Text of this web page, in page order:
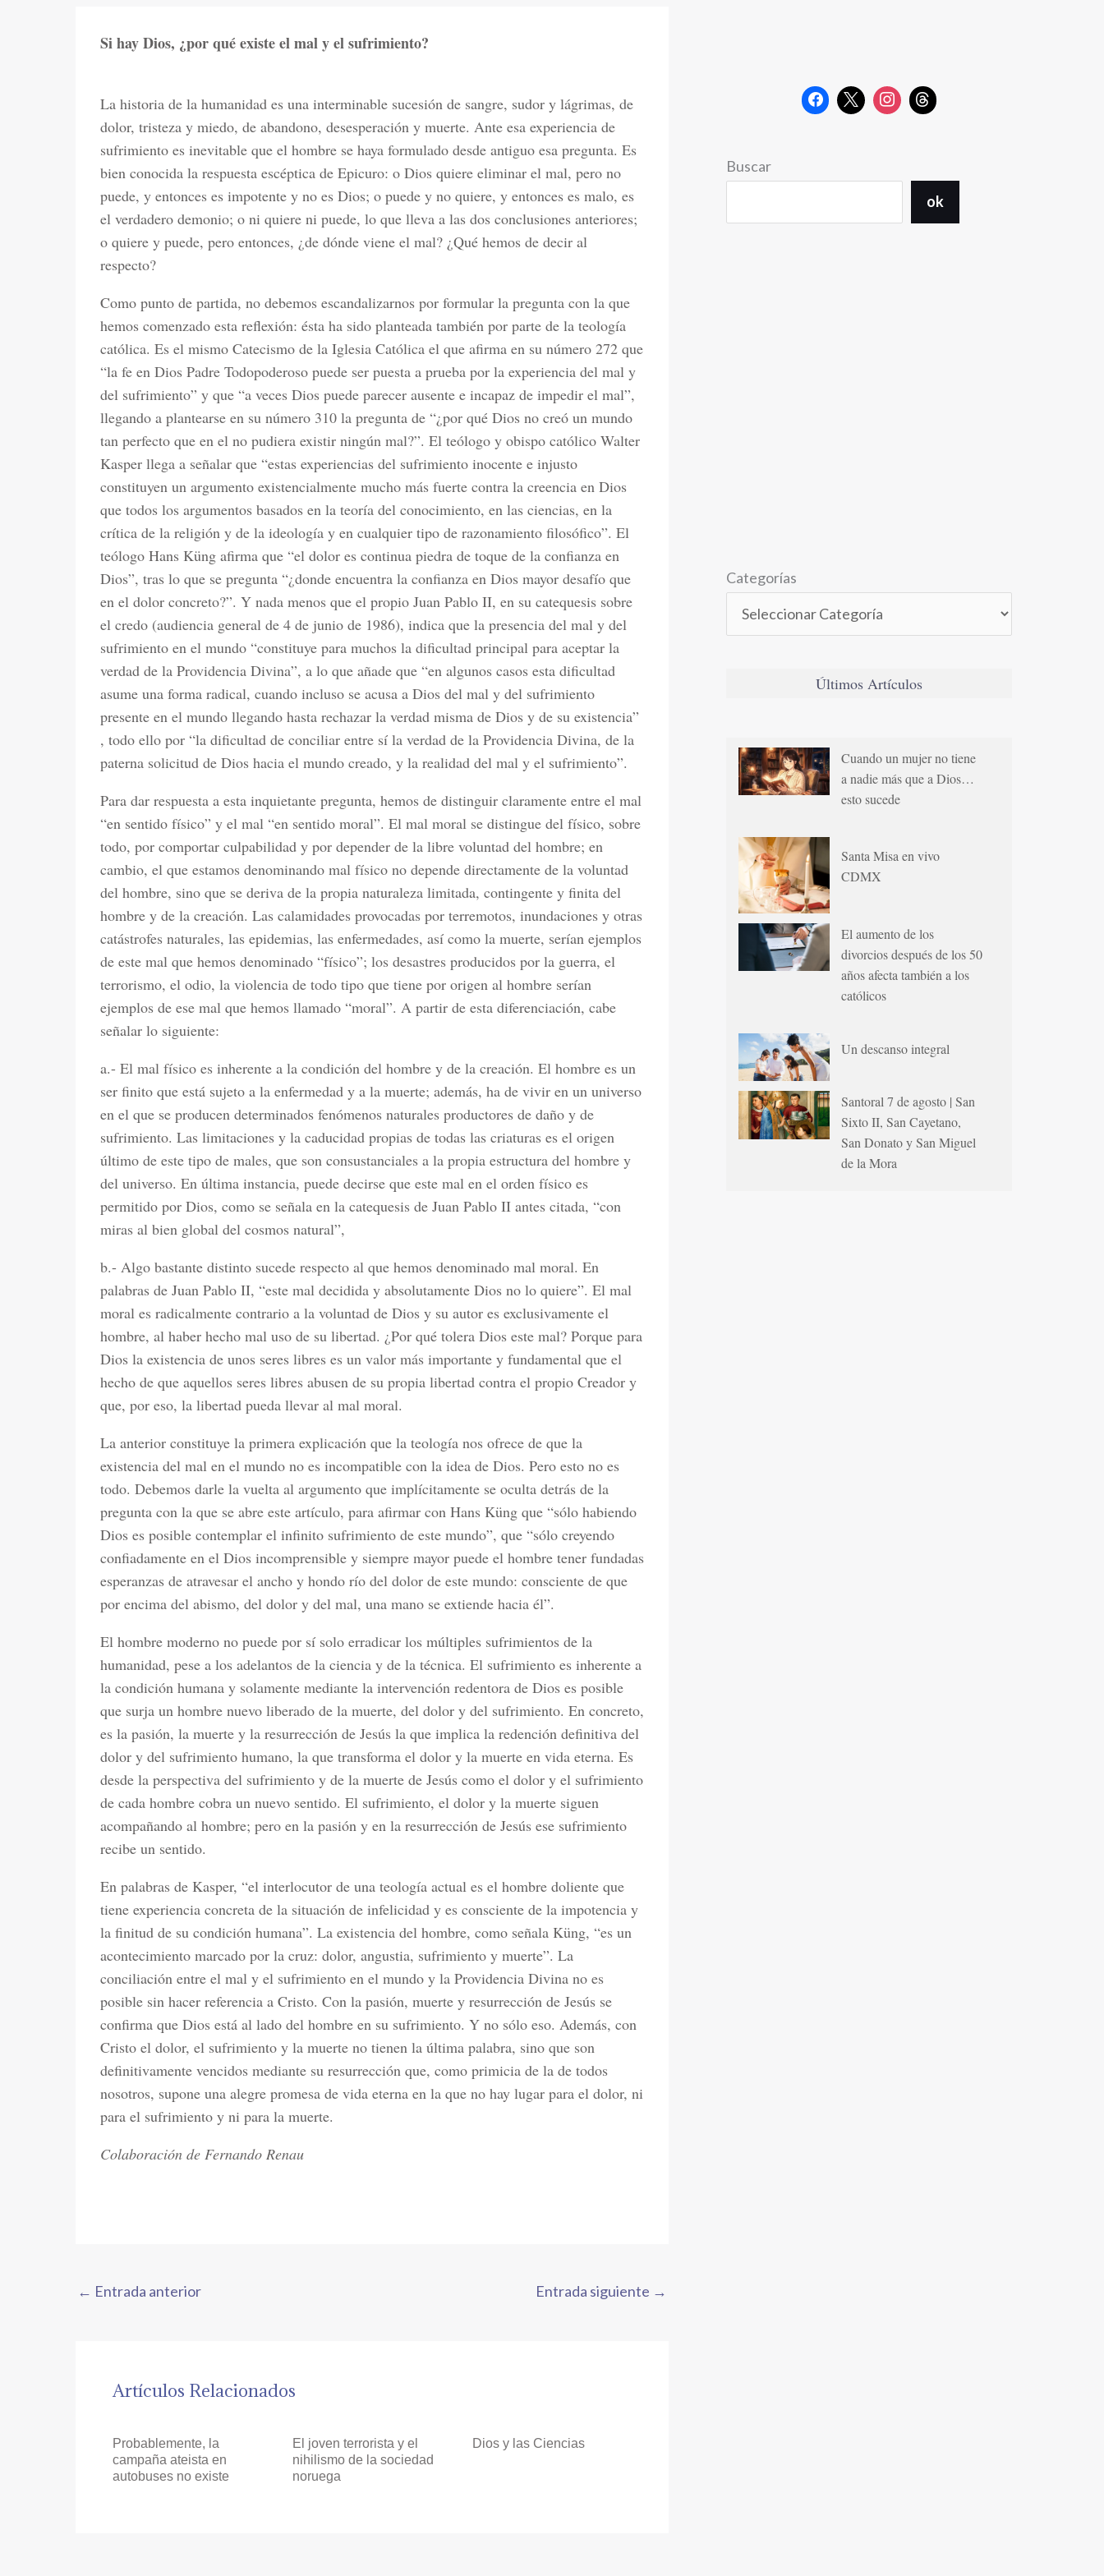
Si hay Dios, ¿por qué existe el mal y el sufrimiento?
La historia de la humanidad es una interminable sucesión de sangre, sudor y lágrimas, de
dolor, tristeza y miedo, de abandono, desesperación y muerte. Ante esa experiencia de
sufrimiento es inevitable que el hombre se haya formulado desde antiguo esa pregunta. Es
bien conocida la respuesta escéptica de Epicuro: o Dios quiere eliminar el mal, pero no
puede, y entonces es impotente y no es Dios; o puede y no quiere, y entonces es malo, es
el verdadero demonio; o ni quiere ni puede, lo que lleva a las dos conclusiones anteriores;
o quiere y puede, pero entonces, ¿de dónde viene el mal? ¿Qué hemos de decir al
respecto?
Como punto de partida, no debemos escandalizarnos por formular la pregunta con la que
hemos comenzado esta reflexión: ésta ha sido planteada también por parte de la teología
católica. Es el mismo Catecismo de la Iglesia Católica el que afirma en su número 272 que
“la fe en Dios Padre Todopoderoso puede ser puesta a prueba por la experiencia del mal y
del sufrimiento” y que “a veces Dios puede parecer ausente e incapaz de impedir el mal”,
llegando a plantearse en su número 310 la pregunta de “¿por qué Dios no creó un mundo
tan perfecto que en el no pudiera existir ningún mal?”. El teólogo y obispo católico Walter
Kasper llega a señalar que “estas experiencias del sufrimiento inocente e injusto
constituyen un argumento existencialmente mucho más fuerte contra la creencia en Dios
que todos los argumentos basados en la teoría del conocimiento, en las ciencias, en la
crítica de la religión y de la ideología y en cualquier tipo de razonamiento filosófico”. El
teólogo Hans Küng afirma que “el dolor es continua piedra de toque de la confianza en
Dios”, tras lo que se pregunta “¿donde encuentra la confianza en Dios mayor desafío que
en el dolor concreto?”. Y nada menos que el propio Juan Pablo II, en su catequesis sobre
el credo (audiencia general de 4 de junio de 1986), indica que la presencia del mal y del
sufrimiento en el mundo “constituye para muchos la dificultad principal para aceptar la
verdad de la Providencia Divina”, a lo que añade que “en algunos casos esta dificultad
asume una forma radical, cuando incluso se acusa a Dios del mal y del sufrimiento
presente en el mundo llegando hasta rechazar la verdad misma de Dios y de su existencia”
, todo ello por “la dificultad de conciliar entre sí la verdad de la Providencia Divina, de la
paterna solicitud de Dios hacia el mundo creado, y la realidad del mal y el sufrimiento”.
Para dar respuesta a esta inquietante pregunta, hemos de distinguir claramente entre el mal
“en sentido físico” y el mal “en sentido moral”. El mal moral se distingue del físico, sobre
todo, por comportar culpabilidad y por depender de la libre voluntad del hombre; en
cambio, el que estamos denominando mal físico no depende directamente de la voluntad
del hombre, sino que se deriva de la propia naturaleza limitada, contingente y finita del
hombre y de la creación. Las calamidades provocadas por terremotos, inundaciones y otras
catástrofes naturales, las epidemias, las enfermedades, así como la muerte, serían ejemplos
de este mal que hemos denominado “físico”; los desastres producidos por la guerra, el
terrorismo, el odio, la violencia de todo tipo que tiene por origen al hombre serían
ejemplos de ese mal que hemos llamado “moral”. A partir de esta diferenciación, cabe
señalar lo siguiente:
a.- El mal físico es inherente a la condición del hombre y de la creación. El hombre es un
ser finito que está sujeto a la enfermedad y a la muerte; además, ha de vivir en un universo
en el que se producen determinados fenómenos naturales productores de daño y de
sufrimiento. Las limitaciones y la caducidad propias de todas las criaturas es el origen
último de este tipo de males, que son consustanciales a la propia estructura del hombre y
del universo. En última instancia, puede decirse que este mal en el orden físico es
permitido por Dios, como se señala en la catequesis de Juan Pablo II antes citada, “con
miras al bien global del cosmos natural”,
b.- Algo bastante distinto sucede respecto al que hemos denominado mal moral. En
palabras de Juan Pablo II, “este mal decidida y absolutamente Dios no lo quiere”. El mal
moral es radicalmente contrario a la voluntad de Dios y su autor es exclusivamente el
hombre, al haber hecho mal uso de su libertad. ¿Por qué tolera Dios este mal? Porque para
Dios la existencia de unos seres libres es un valor más importante y fundamental que el
hecho de que aquellos seres libres abusen de su propia libertad contra el propio Creador y
que, por eso, la libertad pueda llevar al mal moral.
La anterior constituye la primera explicación que la teología nos ofrece de que la
existencia del mal en el mundo no es incompatible con la idea de Dios. Pero esto no es
todo. Debemos darle la vuelta al argumento que implícitamente se oculta detrás de la
pregunta con la que se abre este artículo, para afirmar con Hans Küng que “sólo habiendo
Dios es posible contemplar el infinito sufrimiento de este mundo”, que “sólo creyendo
confiadamente en el Dios incomprensible y siempre mayor puede el hombre tener fundadas
esperanzas de atravesar el ancho y hondo río del dolor de este mundo: consciente de que
por encima del abismo, del dolor y del mal, una mano se extiende hacia él”.
El hombre moderno no puede por sí solo erradicar los múltiples sufrimientos de la
humanidad, pese a los adelantos de la ciencia y de la técnica. El sufrimiento es inherente a
la condición humana y solamente mediante la intervención redentora de Dios es posible
que surja un hombre nuevo liberado de la muerte, del dolor y del sufrimiento. En concreto,
es la pasión, la muerte y la resurrección de Jesús la que implica la redención definitiva del
dolor y del sufrimiento humano, la que transforma el dolor y la muerte en vida eterna. Es
desde la perspectiva del sufrimiento y de la muerte de Jesús como el dolor y el sufrimiento
de cada hombre cobra un nuevo sentido. El sufrimiento, el dolor y la muerte siguen
acompañando al hombre; pero en la pasión y en la resurrección de Jesús ese sufrimiento
recibe un sentido.
En palabras de Kasper, “el interlocutor de una teología actual es el hombre doliente que
tiene experiencia concreta de la situación de infelicidad y es consciente de la impotencia y
la finitud de su condición humana”. La existencia del hombre, como señala Küng, “es un
acontecimiento marcado por la cruz: dolor, angustia, sufrimiento y muerte”. La
conciliación entre el mal y el sufrimiento en el mundo y la Providencia Divina no es
posible sin hacer referencia a Cristo. Con la pasión, muerte y resurrección de Jesús se
confirma que Dios está al lado del hombre en su sufrimiento. Y no sólo eso. Además, con
Cristo el dolor, el sufrimiento y la muerte no tienen la última palabra, sino que son
definitivamente vencidos mediante su resurrección que, como primicia de la de todos
nosotros, supone una alegre promesa de vida eterna en la que no hay lugar para el dolor, ni
para el sufrimiento y ni para la muerte.
Colaboración de Fernando Renau
← Entrada anterior Entrada siguiente →
Artículos Relacionados
Probablemente, la
campaña ateista en
autobuses no existe
El joven terrorista y el
nihilismo de la sociedad
noruega
Dios y las Ciencias
Buscar
ok
Categorías
Últimos Artículos
Cuando un mujer no tiene
a nadie más que a Dios…
esto sucede
Santa Misa en vivo
CDMX
El aumento de los
divorcios después de los 50
años afecta también a los
católicos
Un descanso integral
Santoral 7 de agosto | San
Sixto II, San Cayetano,
San Donato y San Miguel
de la Mora